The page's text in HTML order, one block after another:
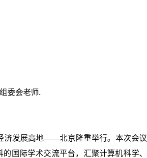
委会老师.
济发展高地——北京隆重举行。本次会议
国际学术交流平台，汇聚计算机科学、